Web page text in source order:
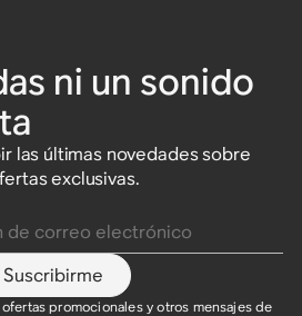
ni un sonido
las últimas novedades sobre
exclusivas.
Suscribirme
promocionales y otros mensajes de